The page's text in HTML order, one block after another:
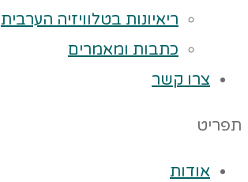
ריאיונות בטלוויזיה הערבית
כתבות ומאמרים
צרו קשר
תפריט
אודות